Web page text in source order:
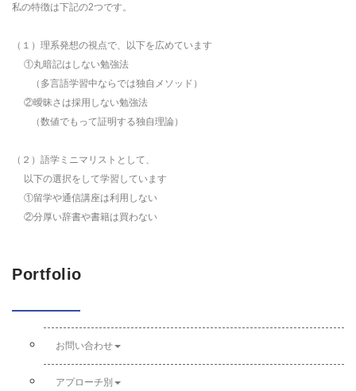
私の特徴は下記の2つです。
（１）理系発想の視点で、以下を広めています
①丸暗記はしない勉強法
（多言語学習中ならでは独自メソッド）
②曖昧さは採用しない勉強法
（数値でもって証明する独自理論）
（２）語学ミニマリストとして、
以下の選択をして学習しています
①留学や通信講座は利用しない
②分厚い辞書や書籍は買わない
Portfolio
お問い合わせ
アプローチ別